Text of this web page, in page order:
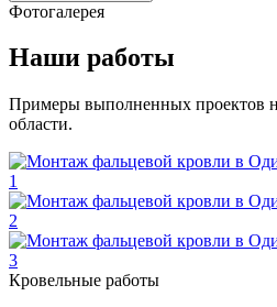
Фотогалерея
Наши работы
Примеры выполненных проектов
области.
Кровельные работы